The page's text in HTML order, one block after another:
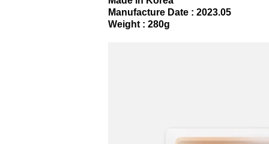
Manufacture Date : 2023.05
Weight : 280g